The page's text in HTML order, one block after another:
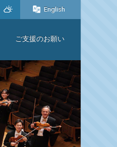
English
ご支援のお願い